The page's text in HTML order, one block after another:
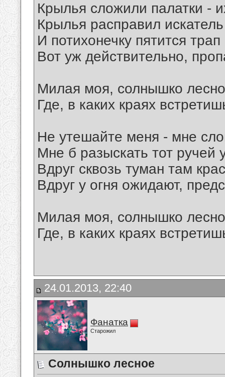
Крылья сложили палатки -
Крылья расправил
И потихонечку пятится
Вот уж действительно,
Милая моя, солнышко
Где, в каких краях
Не утешайте меня - мне
Мне б разыскать тот ручей
Вдруг сквозь туман там
Вдруг у огня ожидают,
Милая моя, солнышко
Где, в каких краях
24.01.2013, 22:40
Фанатка
Старожил
Солнышко лесное